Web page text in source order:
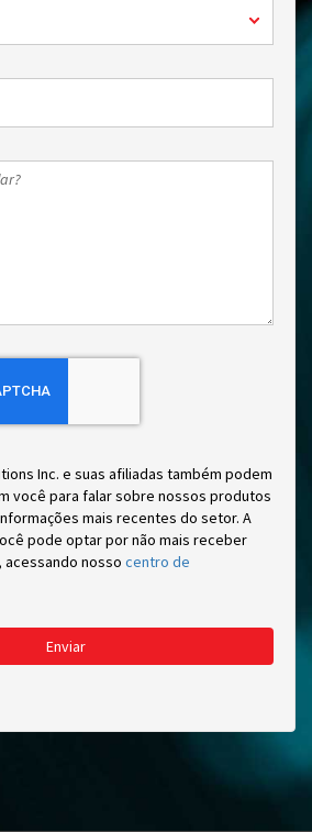
Inc. e suas afiliadas também podem
você para falar sobre nossos produtos
mais recentes do setor. A
pode optar por não mais receber
nosso centro de
Enviar